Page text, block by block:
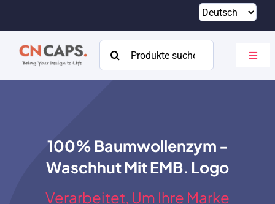
springen
Suchen
nach:
Katalog100% Baumwollenzym -
Waschhut Mit EMB. Logo
Verarbeitet, Um Ihre Marke